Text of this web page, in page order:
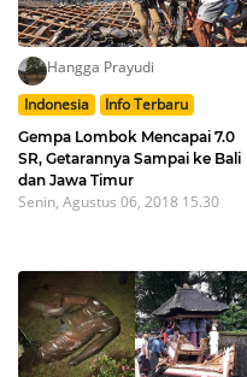
Hangga Prayudi
Indonesia
Info Terbaru
Gempa Lombok Mencapai 7.0
SR, Getarannya Sampai ke Bali
dan Jawa Timur
Senin, Agustus 06, 2018 15.30